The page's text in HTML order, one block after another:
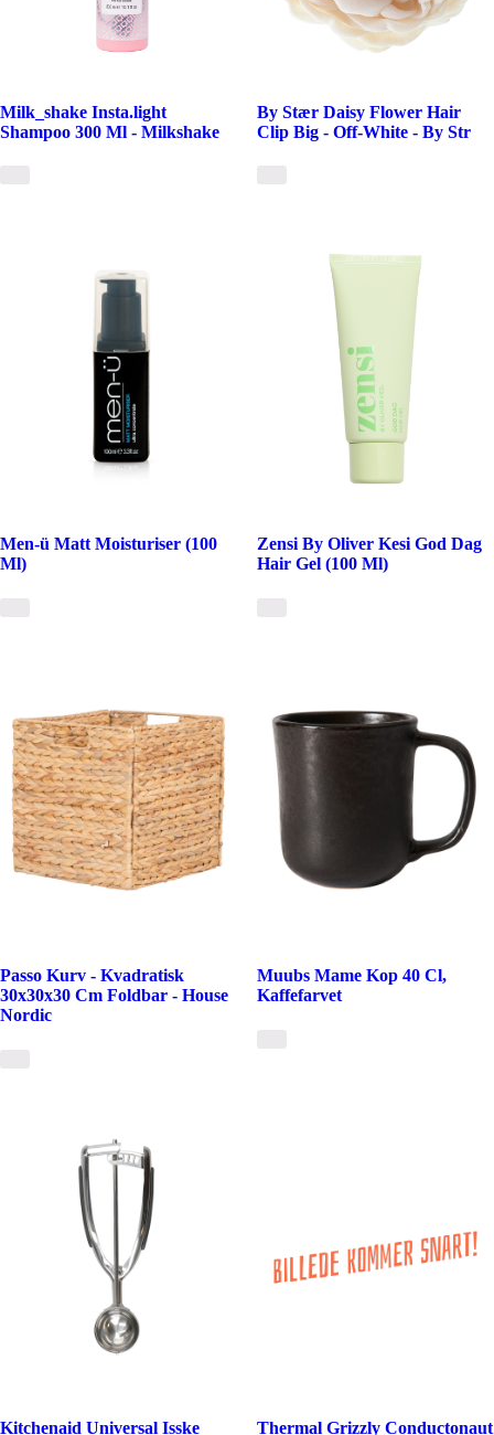
Milk_shake Insta.light
Shampoo 300 Ml - Milkshake
By Stær Daisy Flower Hair
Clip Big - Off-White - By Str
Men-ü Matt Moisturiser (100
Ml)
Zensi By Oliver Kesi God Dag
Hair Gel (100 Ml)
Passo Kurv - Kvadratisk
30x30x30 Cm Foldbar - House
Nordic
Muubs Mame Kop 40 Cl,
Kaffefarvet
Kitchenaid Universal Isske Thermal Grizzly Conductonaut